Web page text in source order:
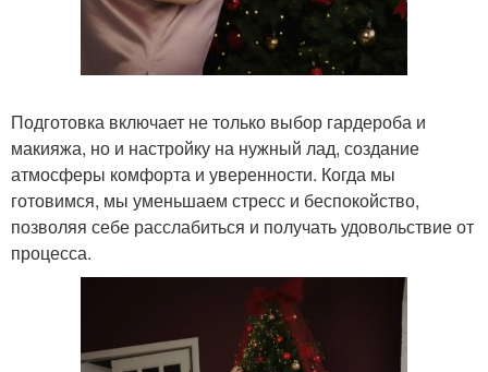
Подготовка включает не только выбор гардероба и
макияжа, но и настройку на нужный лад, создание
атмосферы комфорта и уверенности. Когда мы
готовимся, мы уменьшаем стресс и беспокойство,
позволяя себе расслабиться и получать удовольствие от
процесса.